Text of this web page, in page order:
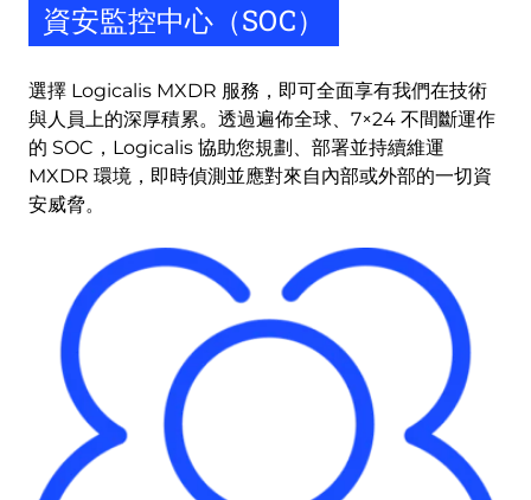
資安監控中心（SOC）
選擇 Logicalis MXDR 服務，即可全面享有我們在技術
與人員上的深厚積累。透過遍佈全球、7×24 不間斷運作
的 SOC，Logicalis 協助您規劃、部署並持續維運
MXDR 環境，即時偵測並應對來自內部或外部的一切資
安威脅。